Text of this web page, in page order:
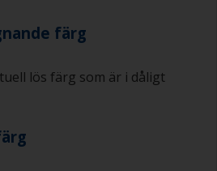
färg
lös färg som är i dåligt